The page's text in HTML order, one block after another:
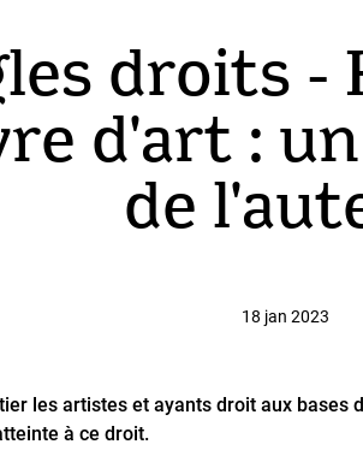
droits -
d'art :
de
18 jan 2023
les artistes et ayants droit aux
à ce droit.